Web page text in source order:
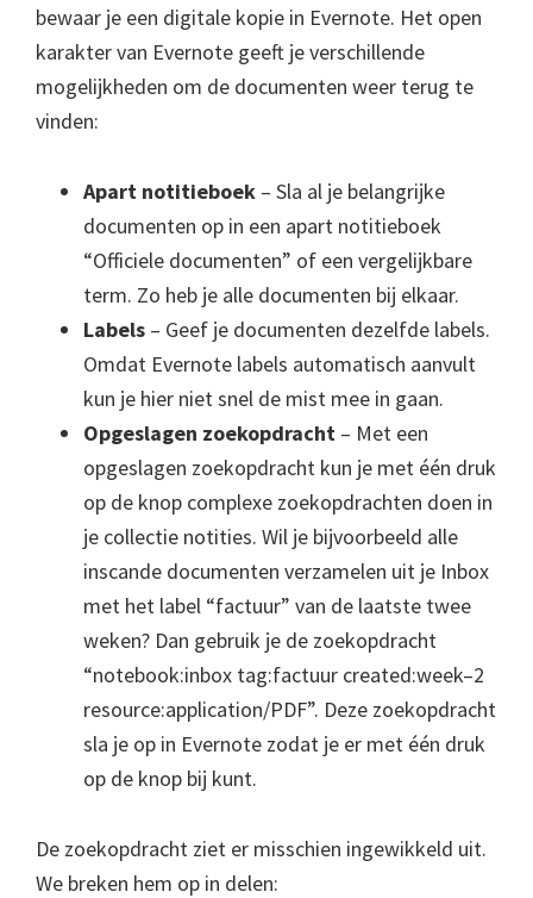
bewaar je een digitale kopie in Evernote. Het open
karakter van Evernote geeft je verschillende
mogelijkheden om de documenten weer terug te
vinden:
Apart notitieboek – Sla al je belangrijke
documenten op in een apart notitieboek
“Officiele documenten” of een vergelijkbare
term. Zo heb je alle documenten bij elkaar.
Labels – Geef je documenten dezelfde labels.
Omdat Evernote labels automatisch aanvult
kun je hier niet snel de mist mee in gaan.
Opgeslagen zoekopdracht – Met een
opgeslagen zoekopdracht kun je met één druk
op de knop complexe zoekopdrachten doen in
je collectie notities. Wil je bijvoorbeeld alle
inscande documenten verzamelen uit je Inbox
met het label “factuur” van de laatste twee
weken? Dan gebruik je de zoekopdracht
“notebook:inbox tag:factuur created:week–2
resource:application/PDF”. Deze zoekopdracht
sla je op in Evernote zodat je er met één druk
op de knop bij kunt.
De zoekopdracht ziet er misschien ingewikkeld uit.
We breken hem op in delen: